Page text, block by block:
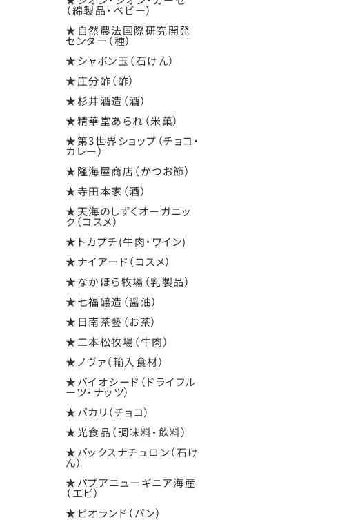
（綿製品・ベビー）
★自然農法国際研究開発
センター（種）
★シャボン玉（石けん）
★庄分酢（酢）
★杉井酒造（酒）
★精華堂あられ（米菓）
★第3世界ショップ（チョコ・
カレー）
★隆海屋商店（かつお節）
★寺田本家（酒）
★天海のしずくオーガニッ
ク（コスメ）
★トカプチ(牛肉・ワイン)
★ナイアード（コスメ）
★なかほら牧場（乳製品）
★七福醸造（醤油）
★日南茶藝（お茶）
★二本松牧場（牛肉）
★ノヴァ（輸入食材）
★バイオシード（ドライフル
ーツ・ナッツ）
★パカリ（チョコ）
★光食品（調味料・飲料）
★パックスナチュロン（石け
ん）
★パプアニューギニア海産
（エビ）
★ビオランド（パン）